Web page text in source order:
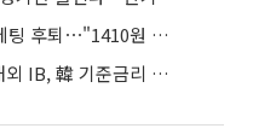
미 고용 부진에 연준 금리 인상 베팅 후퇴⋯"1410원 밑돌 듯"
"연속 인상" VS "한번 쉰다"⋯해외 IB, 韓 기준금리 두고 '견해 차' 팽팽